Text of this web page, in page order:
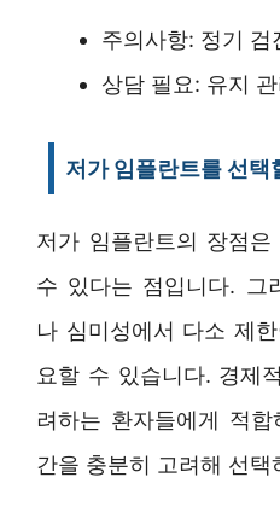
주의사항: 정기 검
상담 필요: 유지
저가 임플란트를 선택
저가 임플란트의 장점
수 있다는 점입니다. 그
나 심미성에서 다소 제
요할 수 있습니다. 경제
려하는 환자들에게 적
간을 충분히 고려해 선